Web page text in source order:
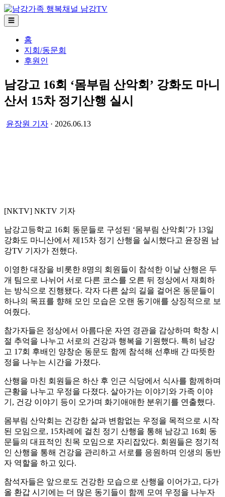
☰
홈
지회/동문회
후원인
남강고 16회 ‘몸부림 산악회’ 강화도 마니
산서 15차 정기산행 실시
윤장원 기자 · 2026.06.13
[NKTV] NKTV 기자
남강고등학교 16회 동문들로 구성된 ‘몸부림 산악회’가 13일
강화도 마니산에서 제15차 정기 산행을 실시했다고 윤장원 남
강TV 기자가 전했다.
이영한 대장을 비롯한 8명의 회원들이 참석한 이날 산행은 두
개 팀으로 나뉘어 서로 다른 코스를 오른 뒤 정상에서 재회하
는 방식으로 진행됐다. 각자 다른 삶의 길을 걸어온 동문들이
하나의 목표를 향해 모인 모습은 오랜 동기애를 상징적으로 보
여줬다.
참가자들은 정상에서 아름다운 자연 경관을 감상하며 학창 시
절 추억을 나누고 서로의 건강과 행복을 기원했다. 특히 남강
고 17회 후배인 양창순 동문도 함께 참석해 선후배 간 따뜻한
정을 나누는 시간을 가졌다.
산행을 마친 회원들은 하산 후 인근 식당에서 식사를 함께하며
근황을 나누고 우정을 다졌다. 살아가는 이야기와 가족 이야
기, 건강 이야기 등이 오가며 화기애애한 분위기를 연출했다.
몸부림 산악회는 건강한 삶과 변함없는 우정을 목적으로 시작
된 모임으로, 15차례에 걸친 정기 산행을 통해 남강고 16회 동
문들의 대표적인 친목 모임으로 자리잡았다. 회원들은 정기적
인 산행을 통해 건강을 관리하고 서로를 응원하며 인생의 동반
자 역할을 하고 있다.
참석자들은 앞으로도 건강한 모습으로 산행을 이어가고, 다가
올 환갑 시기에는 더 많은 동기들이 함께 모여 우정을 나누자